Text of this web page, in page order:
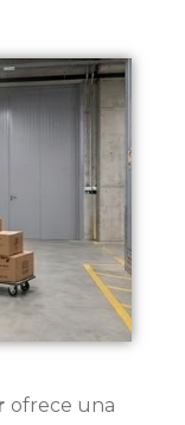
ofrece una